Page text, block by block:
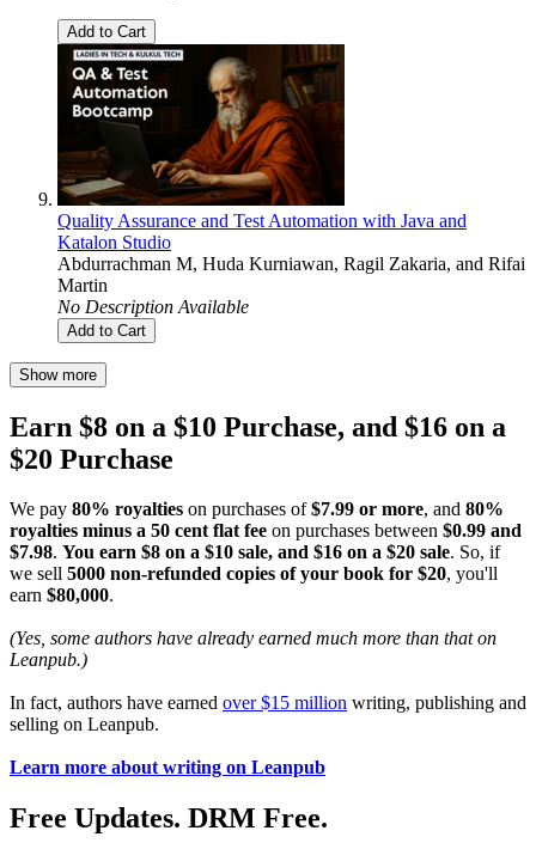
Add to Cart
Quality Assurance and Test Automation with Java and
Katalon Studio
Abdurrachman M, Huda Kurniawan, Ragil Zakaria, and Rifai
Martin
No Description Available
Add to Cart
Show more
Earn $8 on a $10 Purchase, and $16 on a
$20 Purchase
We pay 80% royalties on purchases of$7.99 or more, and 80%
royalties minus a 50 cent flat fee on purchases between $0.99 and
$7.98. You earn $8 on a $10 sale, and $16 on a $20 sale. So, if
we sell 5000 non-refunded copies of your book for $20, you'll
earn $80,000.
(Yes, some authors have already earned much more than that on
Leanpub.)
In fact, authors have earned over $15 million writing, publishing and
selling on Leanpub.
Learn more about writing on Leanpub
Free Updates. DRM Free.